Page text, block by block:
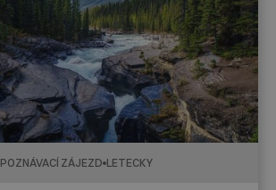
POZNÁVACÍ ZÁJEZD LETECKY